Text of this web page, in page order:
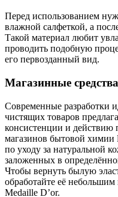
Перед использованием
влажной салфеткой, а
Такой материал любит
проводить подобную
его первозданный вид.
Магазинные средства
Современные разработки
чистящих товаров
консистенции и действию
магазинов бытовой химии
по уходу за натуральной
заложенных в
Чтобы вернуть былую
обработайте её
Medaille D’or.